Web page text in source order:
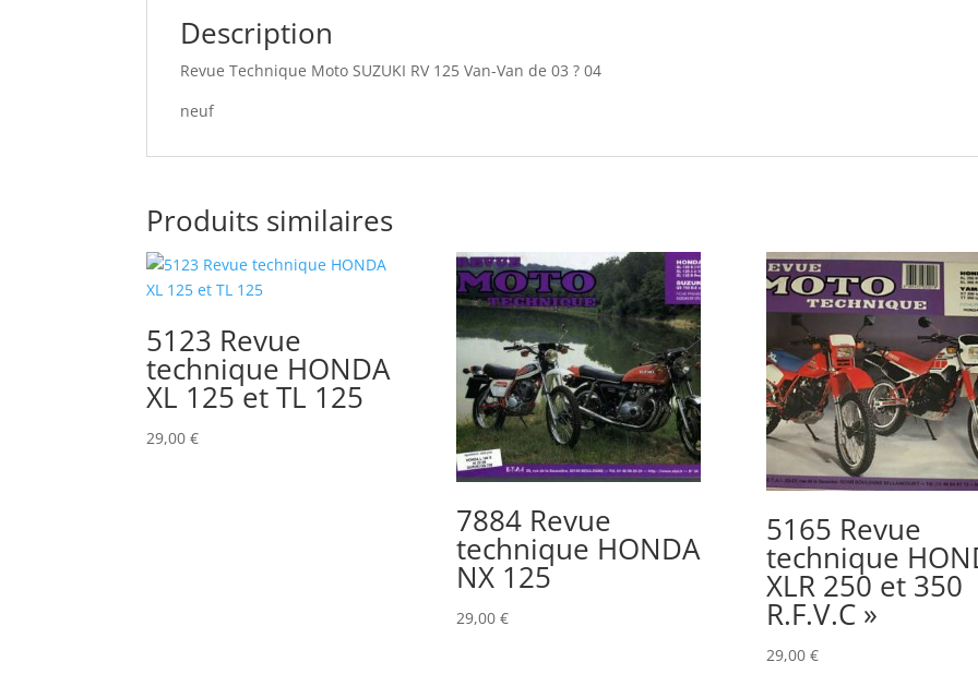
Description
Revue Technique Moto SUZUKI RV 125 Van-Van de 03 ? 04
neuf
Produits similaires
5123 Revue
technique HONDA
XL 125 et TL 125
29,00€
7884 Revue
technique HONDA
NX 125
29,00 €
5165 Revue
technique
XLR 250 et 350
R.F.V.C »
29,00 €